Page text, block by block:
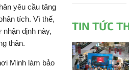
yêu cầu tăng
tích. Vì thế,
định này,
thân.
Minh làm bảo
TIN TỨC